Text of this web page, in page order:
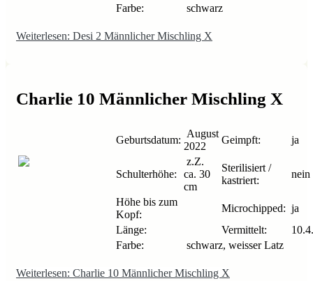
Farbe:
schwarz
Weiterlesen: Desi 2 Männlicher Mischling X
Charlie 10 Männlicher Mischling X
Geburtsdatum:
August
2022
Geimpft: ja
Schulterhöhe:
z.Z.
ca. 30
cm
Sterilisiert /
kastriert:
nein
Höhe bis zum
Kopf:
Microchipped: ja
Länge:
Vermittelt:
Farbe:
schwarz, weisser Latz
Weiterlesen: Charlie 10 Männlicher Mischling X